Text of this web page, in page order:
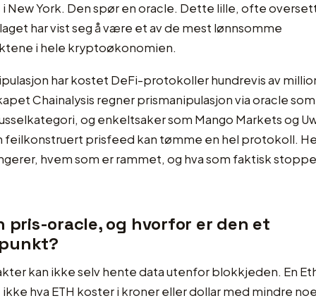
i New York. Den spør en oracle. Dette lille, ofte
har vist seg å være et av de mest lønnsomme
i hele kryptoøkonomien.
har kostet DeFi-protokoller hundrevis av
Chainalysis regner prismanipulasjon via oracle
og enkeltsaker som Mango Markets og
feilkonstruert prisfeed kan tømme en hel protokoll.
hvem som er rammet, og hva som faktisk
pris-oracle, og hvorfor er den et
kan ikke selv hente data utenfor blokkjeden. En
hva ETH koster i kroner eller dollar med mindre